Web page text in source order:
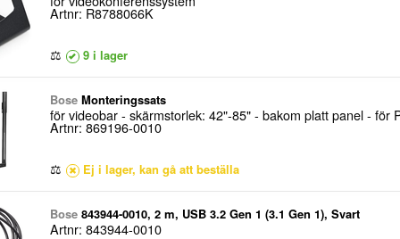
Artnr: R8788066K
⚖ 9 i lager
Bose Monteringssats
för videobar - skärmstorlek: 42"-85" - bakom platt panel -
Artnr: 869196-0010
⚖ Ej i lager, kan gå att beställa
Bose 843944-0010, 2 m, USB 3.2 Gen 1 (3.1 Gen 1), Svart
Artnr: 843944-0010